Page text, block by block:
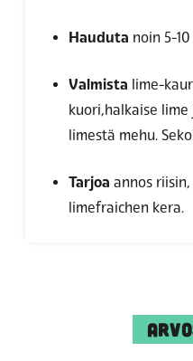
Hauduta noin 5-
Valmista lime-
kuori,halkaise
limestä mehu.
Tarjoa annos
limefraichen kera.